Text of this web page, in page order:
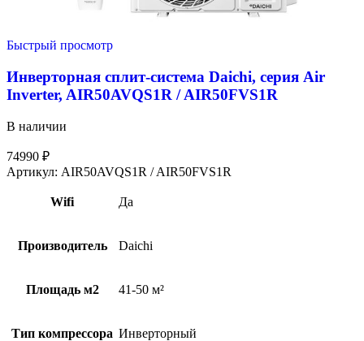
Быстрый просмотр
Инверторная сплит-система Daichi, серия Air
Inverter, AIR50AVQS1R / AIR50FVS1R
В наличии
74990 ₽
Артикул: AIR50AVQS1R / AIR50FVS1R
Wifi Да
Производитель Daichi
Площадь м2 41-50 м²
Тип компрессора Инверторный